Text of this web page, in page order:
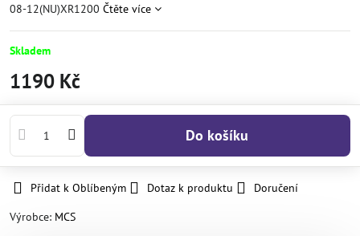
08-12(NU)XR1200 Čtěte více
Skladem
1190 Kč
Do košíku
Přidat k Oblíbeným Dotaz k produktu
Doručení
Výrobce: MCS